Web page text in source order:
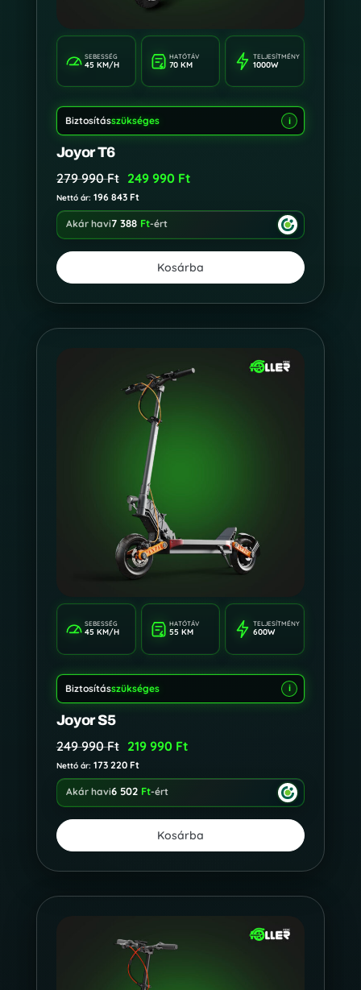
SEBESSÉG
45 KM/H
HATÓTÁV
70 KM
TELJESÍTMÉNY
1000W
Biztosításszükséges i
Joyor T6
279 990Ft 249 990 Ft
Nettó ár: 196 843 Ft
Akár havi7 388 Ft-ért
Kosárba
SEBESSÉG
45 KM/H
HATÓTÁV
55 KM
TELJESÍTMÉNY
600W
Biztosításszükséges i
Joyor S5
249 990Ft 219 990 Ft
Nettó ár: 173 220 Ft
Akár havi6 502 Ft-ért
Kosárba